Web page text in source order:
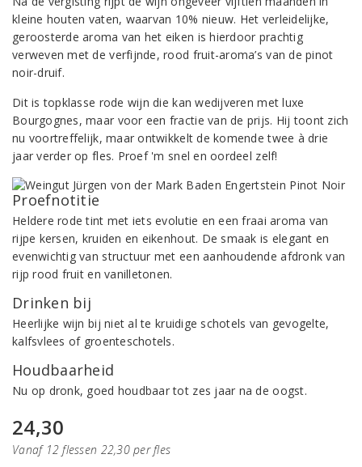
kleine houten vaten, waarvan 10% nieuw. Het verleidelijke,
geroosterde aroma van het eiken is hierdoor prachtig
verweven met de verfijnde, rood fruit-aroma’s van de pinot
noir-druif.
Dit is topklasse rode wijn die kan wedijveren met luxe
Bourgognes, maar voor een fractie van de prijs. Hij toont zich
nu voortreffelijk, maar ontwikkelt de komende twee à drie
jaar verder op fles. Proef 'm snel en oordeel zelf!
Proefnotitie
Heldere rode tint met iets evolutie en een fraai aroma van
rijpe kersen, kruiden en eikenhout. De smaak is elegant en
evenwichtig van structuur met een aanhoudende afdronk van
rijp rood fruit en vanilletonen.
Drinken bij
Heerlijke wijn bij niet al te kruidige schotels van gevogelte,
kalfsvlees of groenteschotels.
Houdbaarheid
Nu op dronk, goed houdbaar tot zes jaar na de oogst.
24,30
Vanaf 12 flessen 22,30 per fles